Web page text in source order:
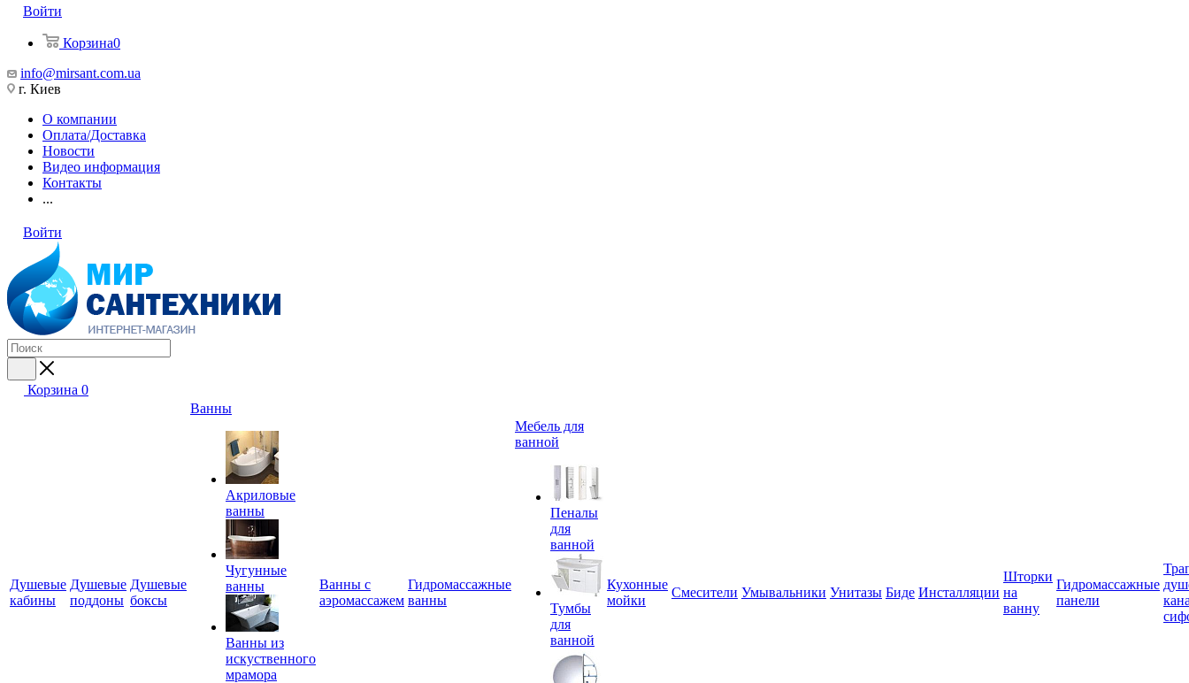
Войти
Корзина0
info@mirsant.com.ua
г. Киев
О компании
Оплата/Доставка
Новости
Видео информация
Контакты
...
Войти
Корзина 0
Душевые
кабины
Душевые
поддоны
Душевые
боксы
Ванны
Акриловые
ванны
Чугунные
ванны
Ванны из
искуственного
мрамора
Ванны с
аэромассажем
Гидромассажные
ванны
Мебель для
ванной
Пеналы
для
ванной
Тумбы
для
ванной
Кухонные
мойки
Смесители Умывальники Унитазы Биде Инсталляции
Шторки
на
ванну
Гидромассажные
панели